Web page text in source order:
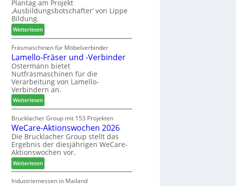
e
n
t
T
r
f
f
e
i
n
i
n
N
e
u
e
r
G
e
s
c
h
ä
f
t
s
f
ü
h
r
Plantag am Projekt
‚Ausbildungsbotschafter‘ von Lippe
Bildung.
Weiterlesen:
A
u
s
z
e
i
c
h
n
u
n
g
e
n
ü
r
Fräsmaschinen für Möbelverbinder
Lamello-Fräser und -Verbinder
Ostermann bietet
Nutfräsmaschinen für die
Verarbeitung von Lamello-
Verbindern an.
Weiterlesen:
L
a
m
e
l
l
-
F
Brucklacher Group mit 153 Projekten
WeCare-Aktionswochen 2026
Die Brucklacher Group stellt das
Ergebnis der diesjährigen WeCare-
Aktionswochen vor.
Weiterlesen:
W
e
Industriemessen in Mailand